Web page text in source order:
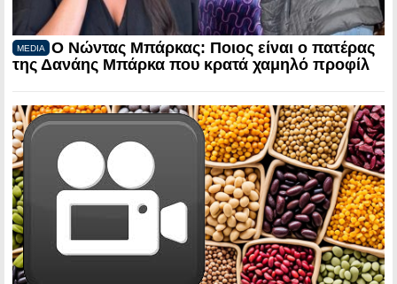
MEDIA
Ο Νώντας Μπάρκας: Ποιος είναι ο πατέρας
της Δανάης Μπάρκα που κρατά χαμηλό προφίλ